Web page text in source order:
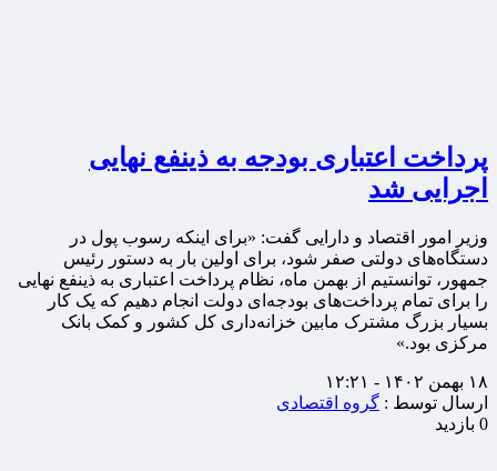
پرداخت اعتباری بودجه به ذینفع نهایی
اجرایی شد
وزیر امور اقتصاد و دارایی گفت: «برای اینکه رسوب پول در
دستگاه‌های دولتی صفر شود، برای اولین بار به دستور رئیس
جمهور، توانستیم از بهمن ماه، نظام پرداخت اعتباری به ذینفع نهایی
را برای تمام پرداخت‌های بودجه‌ای دولت انجام دهیم که یک کار
بسیار بزرگ مشترک مابین خزانه‌داری کل کشور و کمک بانک
مرکزی بود.»
۱۸ بهمن ۱۴۰۲ - ۱۲:۲۱
ارسال توسط : گروه اقتصادی
0 بازدید